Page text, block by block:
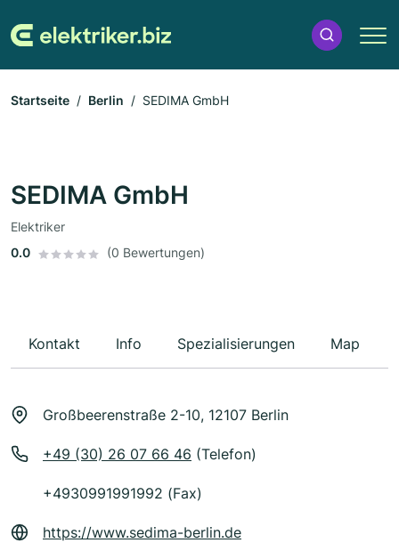
Startseite Berlin SEDIMA GmbH
SEDIMA GmbH
Elektriker
0.0
(0 Bewertungen)
Kontakt Info Spezialisierungen Map
Großbeerenstraße 2-10, 12107 Berlin
+49 (30) 26 07 66 46 (Telefon)
+4930991991992 (Fax)
https://www.sedima-berlin.de